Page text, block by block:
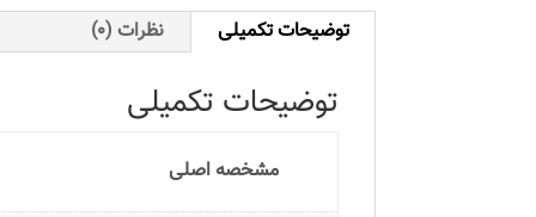
توضیحات تکمیلی نظرات (0)
توضیحات تکمیلی
مشخصه اصلی